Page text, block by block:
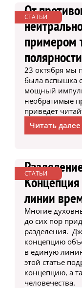
СТАТЬИ
От
примером
полярности
23 октября мы
была вспышка
мощный
необратимые
приведет
Читать
СТАТЬИ
линии
Многие
до сих пор
разделения.
концепцию
в единую
этой статье
концепцию, а
человечества.